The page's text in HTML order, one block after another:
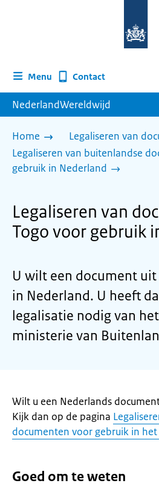
homepage
Menu Contact
NederlandWereldwijd
Home
Legaliseren van
Legaliseren van buitenlandse
gebruik in Nederland
Legaliseren van
Togo voor gebruik
U wilt een document
in Nederland. U heeft
legalisatie nodig van
ministerie van
Wilt u een Nederlands
Kijk dan op de pagina
documenten voor gebruik in
Goed om te weten